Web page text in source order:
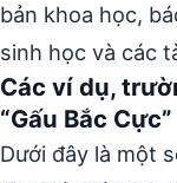
bản khoa học,
sinh học và các
Các ví dụ,
“Gấu Bắc Cực”
Dưới đây là một